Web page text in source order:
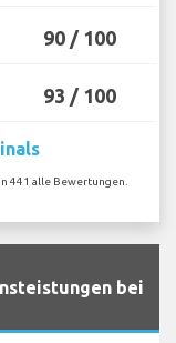
90 / 100
93 / 100
441 alle Bewertungen.
bei